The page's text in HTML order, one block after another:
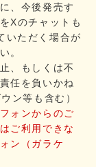
、今後発売す
Xのチャットも
いただく場合が
。
、もしくは不
任を負いかね
ン等も含む）
ォンからのご
ご利用できな
ン（ガラケ